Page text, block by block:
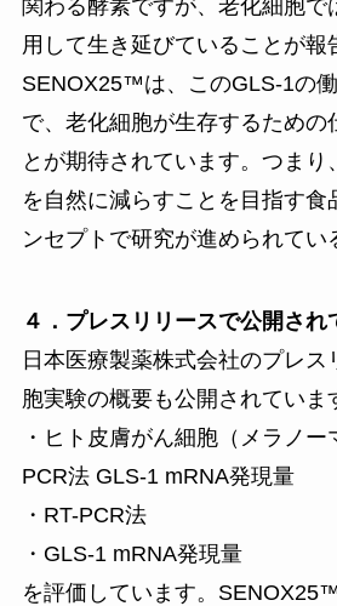
関わる酵素ですが、老化細胞で
用して生き延びていることが報
SENOX25™は、このGLS-1の
で、老化細胞が生存するための
とが期待されています。つまり
を自然に減らすことを目指す食
ンセプトで研究が進められてい
４．プレスリリースで公開され
日本医療製薬株式会社のプレス
胞実験の概要も公開されていま
・ヒト皮膚がん細胞（メラノ
PCR法 GLS-1 mRNA発現量
・RT-PCR法
・GLS-1 mRNA発現量
を評価しています。